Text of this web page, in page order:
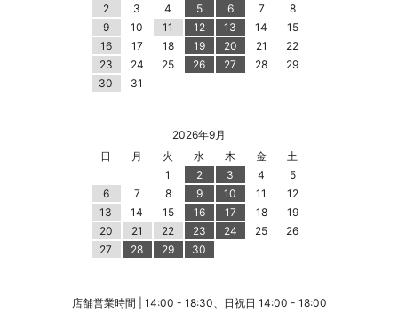
2
3 4 5 6 7
8
9
10 11 12 13 14
15
16
17 18 19 20 21
22
23
24 25 26 27 28
29
30
31
2026年9月
日
月 火 水 木 金
土
1
2 3 4
5
6
7 8 9 10 11
12
13
14 15 16 17 18
19
20
21 22 23 24 25
26
27
28 29 30
店舗営業時間 | 14:00 - 18:30、日祝日 14:00 - 18:00